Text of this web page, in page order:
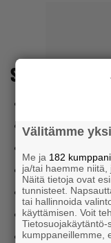
Suomen
Etelä-Karjalan
Etelä-Savon
Helsingin
Hämeen Yrittäjät
Kainuun Yrittäjät
Välitämme
Me ja 182
ja/tai haemme niitä,
Näitä tietoja ovat
tunnisteet.
tai hallinnoida
käyttämisen. Voit
Tietosuojakäytäntö-
kumppaneillemme,